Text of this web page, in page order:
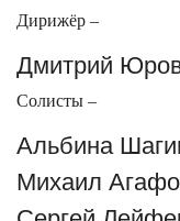
Дирижёр –
Дмитрий
Солисты –
Альбина
Михаил